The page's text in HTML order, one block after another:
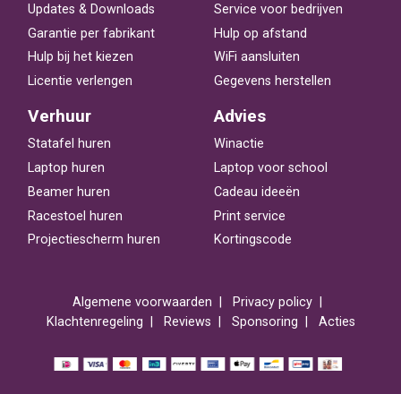
Updates & Downloads
Garantie per fabrikant
Hulp bij het kiezen
Licentie verlengen
Service voor bedrijven
Hulp op afstand
WiFi aansluiten
Gegevens herstellen
Verhuur
Statafel huren
Laptop huren
Beamer huren
Racestoel huren
Projectiescherm huren
Advies
Winactie
Laptop voor school
Cadeau ideeën
Print service
Kortingscode
Algemene voorwaarden
Privacy policy
Klachtenregeling
Reviews Sponsoring Acties